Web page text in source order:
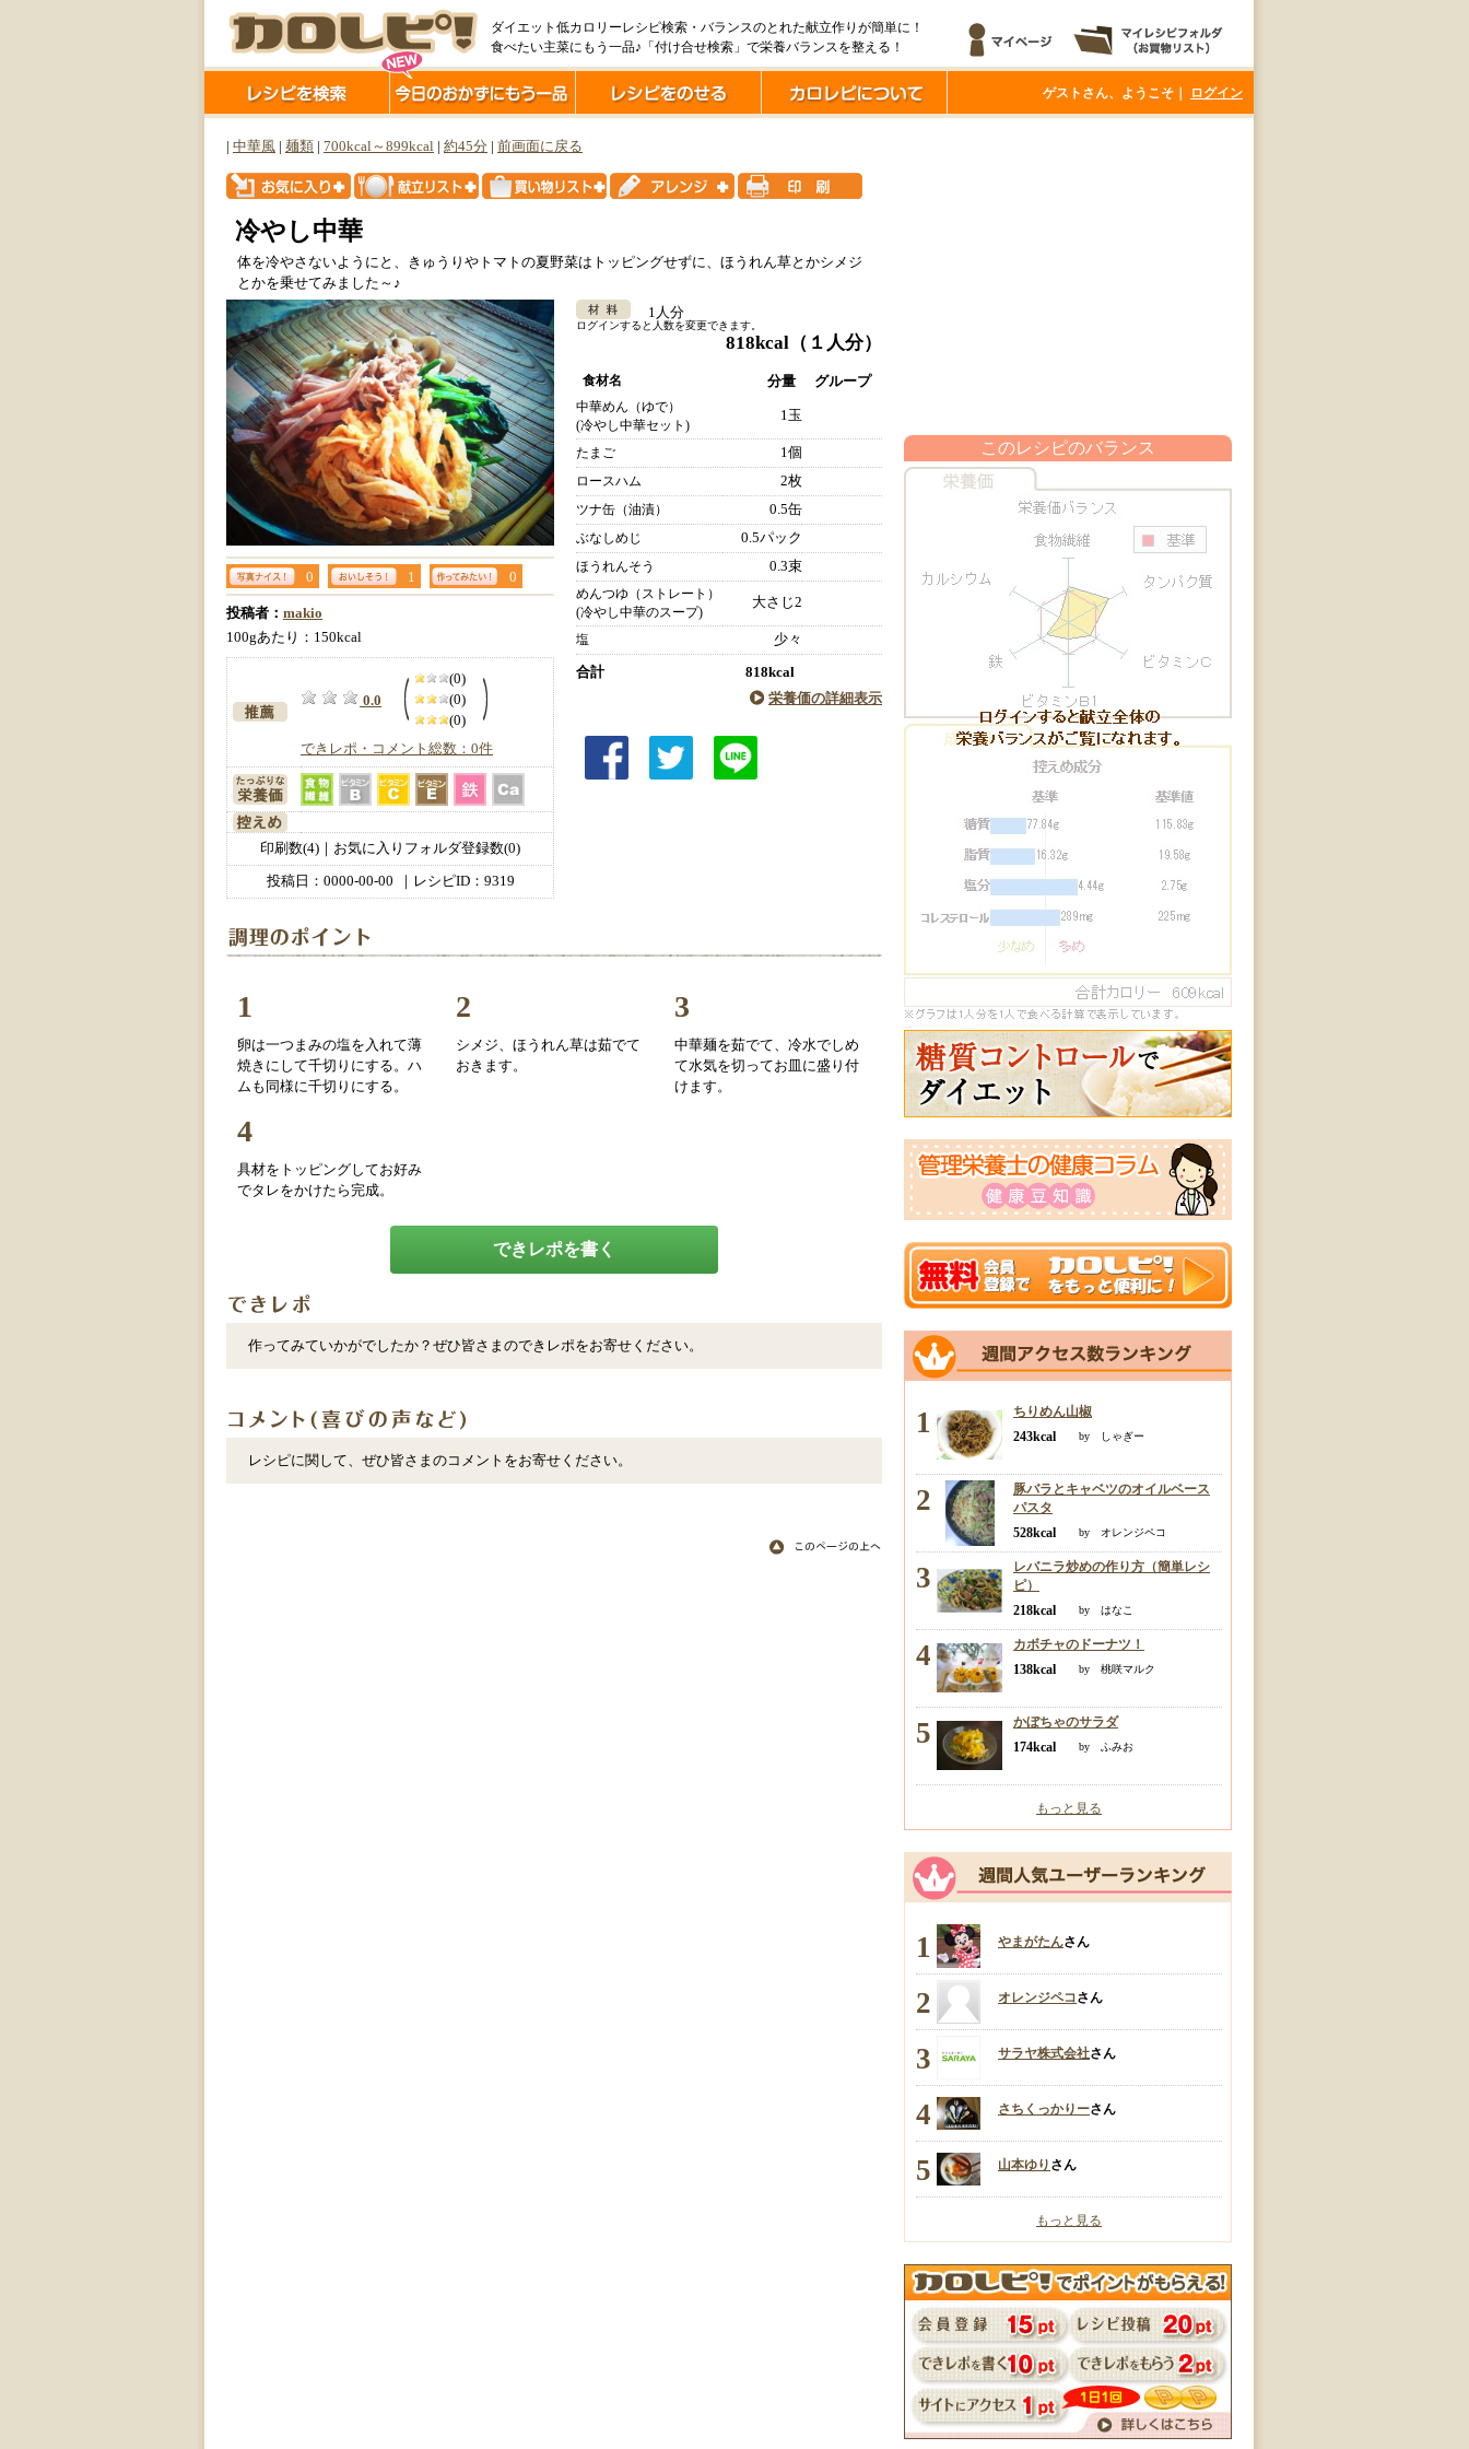
ダイエット低カロリーレシピ検索・バランスのとれた献立作りが簡単に！
食べたい主菜にもう一品♪「付け合せ検索」で栄養バランスを整える！
ゲストさん、ようこそ｜ ログイン
中華風 麺類 700kcal～899kcal 約45分 前画面に戻る
冷やし中華
体を冷やさないようにと、きゅうりやトマトの夏野菜はトッピングせずに、ほうれん草とかシメジ
とかを乗せてみました～♪
0 1 0
投稿者： makio
100gあたり：150kcal
0.0
(0)
(0)
(0)
できレポ・コメント総数：0件
印刷数(4)｜お気に入りフォルダ登録数(0)
投稿日： 0000-00-00 ｜レシピID：9319
1人分
ログインすると人数を変更できます。
818kcal （１人分）
食材名 分量 グループ
中華めん（ゆで）
(冷やし中華セット)
1玉
たまご 1個
ロースハム 2枚
ツナ缶（油漬） 0.5缶
ぶなしめじ 0.5パック
ほうれんそう 0.3束
めんつゆ（ストレート）
(冷やし中華のスープ)
大さじ2
塩 少々
合計
818kcal
栄養価の詳細表示
1
卵は一つまみの塩を入れて薄
焼きにして千切りにする。ハ
ムも同様に千切りにする。
2
シメジ、ほうれん草は茹でて
おきます。
3
中華麺を茹でて、冷水でしめ
て水気を切ってお皿に盛り付
けます。
4
具材をトッピングしてお好み
でタレをかけたら完成。
できレポを書く
作ってみていかがでしたか？ぜひ皆さまのできレポをお寄せください。
レシピに関して、ぜひ皆さまのコメントをお寄せください。
このレシピのバランス
1
ちりめん山椒
243kcal
by しゃぎー
2
豚バラとキャベツのオイルベース
パスタ
528kcal
by オレンジペコ
3
レバニラ炒めの作り方（簡単レシ
ピ）
218kcal
by はなこ
4
カボチャのドーナツ！
138kcal
by 桃咲マルク
5
かぼちゃのサラダ
174kcal
by ふみお
もっと見る
1 やまがたんさん
2 オレンジペコさん
3 サラヤ株式会社さん
4 さちくっかりーさん
5 山本ゆり さん
もっと見る